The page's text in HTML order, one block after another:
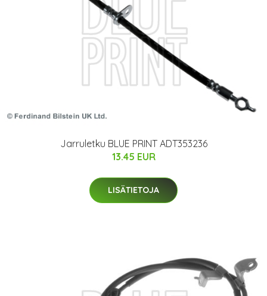
Jarruletku BLUE PRINT ADT353236
13.45 EUR
LISÄTIETOJA